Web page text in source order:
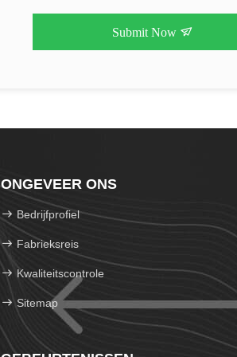
Submit Now
ONGEVEER ONS
Bedrijfprofiel
Fabrieksreis
Kwaliteitscontrole
Sitemap